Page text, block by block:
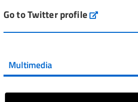
Vai al post →
Vai al post →
Go to Twitter profile aifa_ufficiale
Multimedia